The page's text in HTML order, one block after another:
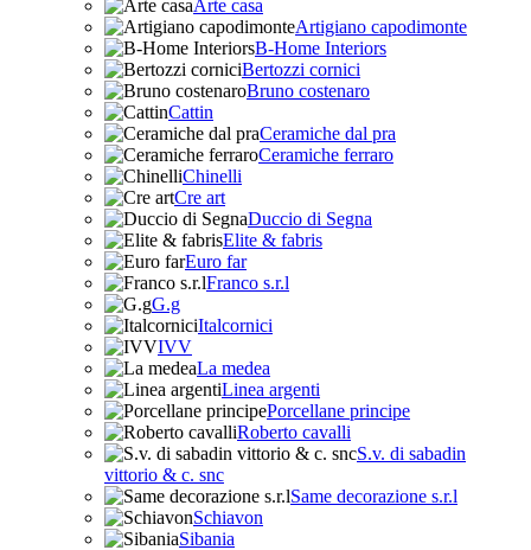
Arte casa
Artigiano capodimonte
B-Home Interiors
Bertozzi cornici
Bruno costenaro
Cattin
Ceramiche dal pra
Ceramiche ferraro
Chinelli
Cre art
Duccio di Segna
Elite & fabris
Euro far
Franco s.r.l
G.g
Italcornici
IVV
La medea
Linea argenti
Porcellane principe
Roberto cavalli
S.v. di sabadin
vittorio & c. snc
Same decorazione s.r.l
Schiavon
Sibania